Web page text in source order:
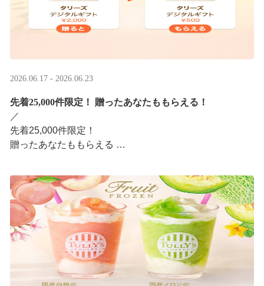
2026.06.17 - 2026.06.23
先着25,000件限定！​ 贈ったあなたももらえる！
／ ​
先着25,000件限定！​
贈ったあなたももらえる ​
LINEギフト限定！タリーズデジタルギフト2,000円分を贈
ると、自分も500円分のデジタルギフトがもらえるキャン
ペーンがスタ ···